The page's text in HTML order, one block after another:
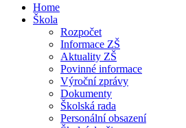
Home
Škola
Rozpočet
Informace ZŠ
Aktuality ZŠ
Povinné informace
Výroční zprávy
Dokumenty
Školská rada
Personální obsazení